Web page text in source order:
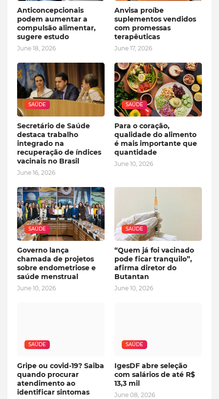
Anticoncepcionais
podem aumentar a
compulsão alimentar,
sugere estudo
June 18, 2026
Anvisa proíbe
suplementos vendidos
com promessas
terapêuticas
June 17, 2026
SAÚDE
Secretário de Saúde
destaca trabalho
integrado na
recuperação de índices
vacinais no Brasil
June 16, 2026
SAÚDE
Para o coração,
qualidade do alimento
é mais importante que
quantidade
June 10, 2026
SAÚDE
Governo lança
chamada de projetos
sobre endometriose e
saúde menstrual
June 10, 2026
SAÚDE
“Quem já foi vacinado
pode ficar tranquilo”,
afirma diretor do
Butantan
June 10, 2026
SAÚDE
Gripe ou covid-19? Saiba
quando procurar
atendimento ao
identificar sintomas
SAÚDE
IgesDF abre seleção
com salários de até R$
13,3 mil
June 08, 2026